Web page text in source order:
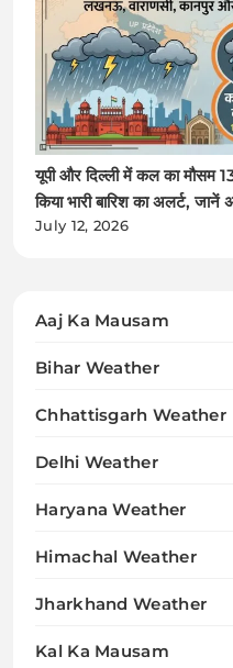
यूपी और दिल्ली में कल का मौसम
किया भारी बारिश का अलर्ट,
July 12, 2026
Aaj Ka Mausam
Bihar Weather
Chhattisgarh Weather
Delhi Weather
Haryana Weather
Himachal Weather
Jharkhand Weather
Kal Ka Mausam